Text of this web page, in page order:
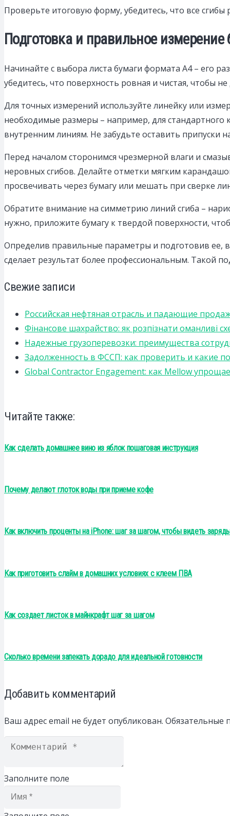
Проверьте итоговую форму, убедитесь, что все
Подготовка и правильное
Начинайте с выбора листа бумаги формата A4 – его
убедитесь, что поверхность ровная и чистая, чтобы
Для точных измерений используйте линейку или
необходимые размеры – например, для
внутренним линиям. Не забудьте оставить припуски
Перед началом сторонимся чрезмерной влаги и
неровных сгибов. Делайте отметки мягким
просвечивать через бумагу или мешать при сверке
Обратите внимание на симметрию линий сгиба –
нужно, приложите бумагу к твердой поверхности,
Определив правильные параметры и подготовив ее,
сделает результат более профессиональным. Такой
Свежие записи
Российская нефтяная отрасль и падающие
Фінансове шахрайство: як розпізнати оманливі
Надежные грузоперевозки: преимущества
Задолженность в ФССП: как проверить и какие
Global Contractor Engagement: как Mellow
Читайте также:
Как сделать домашнее вино из яблок пошаговая инструкция
Почему делают глоток воды при приеме кофе
Как включить проценты на iPhone: шаг за шагом, чтобы видеть
Как приготовить слайм в домашних условиях с клеем ПВА
Как создает листок в майнкрафт шаг за шагом
Сколько времени запекать дорадо для идеальной готовности
Добавить комментарий
Ваш адрес email не будет опубликован. Обязательные
Заполните поле